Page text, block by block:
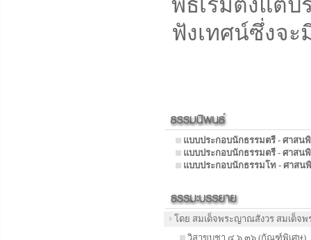
พิธีเริ่มตั้งแต่ป
ฟังเทศน์ซึ่งจะ
แบบประกอบนักธรรมตรี - ศาสนพิ
แบบประกอบนักธรรมตรี - ศาสนพิ
แบบประกอบนักธรรมโท - ศาสน
โดย สมเด็จพระญาณสังวร สมเด็จพ
วิสาขบูชา ๔.๖.๓๖ (กัณฑ์พิเศษ)